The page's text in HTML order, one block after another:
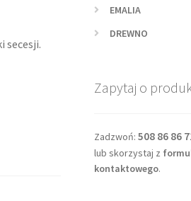
secesji.
EMALIA
DREWNO
Zapytaj o
Zadzwoń: 508 86 86
lub skorzystaj z
kontaktowego.